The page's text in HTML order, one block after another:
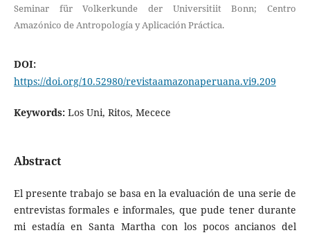
Seminar für Volkerkunde der Universitiit Bonn; Centro
Amazónico de Antropología y Aplicación Práctica.
DOI:
https://doi.org/10.52980/revistaamazonaperuana.vi9.209
Keywords: Los Uni, Ritos, Mecece
Abstract
El presente trabajo se basa en la evaluación de una serie de
entrevistas formales e informales, que pude tener durante
mi estadía en Santa Martha con los pocos ancianos del